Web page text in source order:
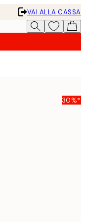
VAI ALLA CASSA
30%*